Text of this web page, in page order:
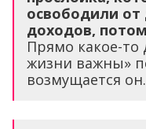
освободили от
доходов,
Прямо какое-то
жизни важны»
возмущается он.